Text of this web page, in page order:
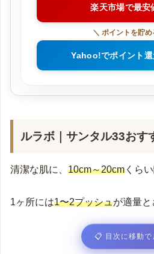
楽天市場で最安
＼ ポイントを貯め
Yahoo!でポイント還
ルラボ｜サンタル33おす
清潔な肌に、 10cm～20cm くら
1ヶ所には1〜2プッシュが適量と
📋 目次に移動で